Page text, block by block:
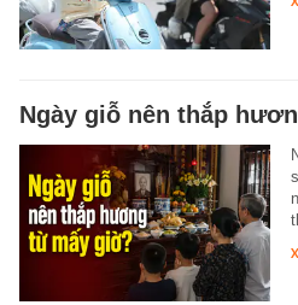
Ngày giỗ nên thắp